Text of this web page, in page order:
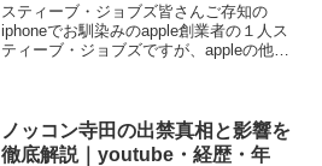
スティーブ・ジョブズ皆さんご存知の
iphoneでお馴染みのapple創業者の１人ス
ティーブ・ジョブズですが、appleの他に
ノッコン寺田の出禁真相と影響を
徹底解説｜youtube・経歴・年